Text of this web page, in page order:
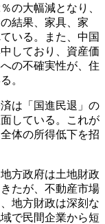
の大幅減となり、
結果、家具、家
いる。また、中国
しており、資産価
の不確実性が、住
。
は「国進民退」の
している。これが
体の所得低下を招
方政府は土地財政
たが、不動産市場
地方財政は深刻な
で民間企業から短